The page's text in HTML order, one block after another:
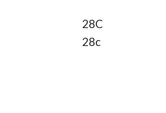
28C
28c